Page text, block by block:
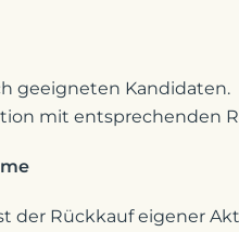
geeigneten Kandidaten.
mit entsprechenden
der Rückkauf eigener